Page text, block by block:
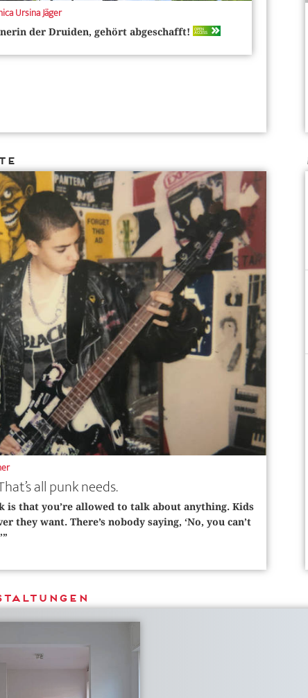
Ursina Jäger
der ­Druiden, gehört abgeschafft! OPEN
ACCESS
all punk needs.
is that you’re allowed to talk about anything. Kids
they want. There’s nobody saying, ‘No, you can’t